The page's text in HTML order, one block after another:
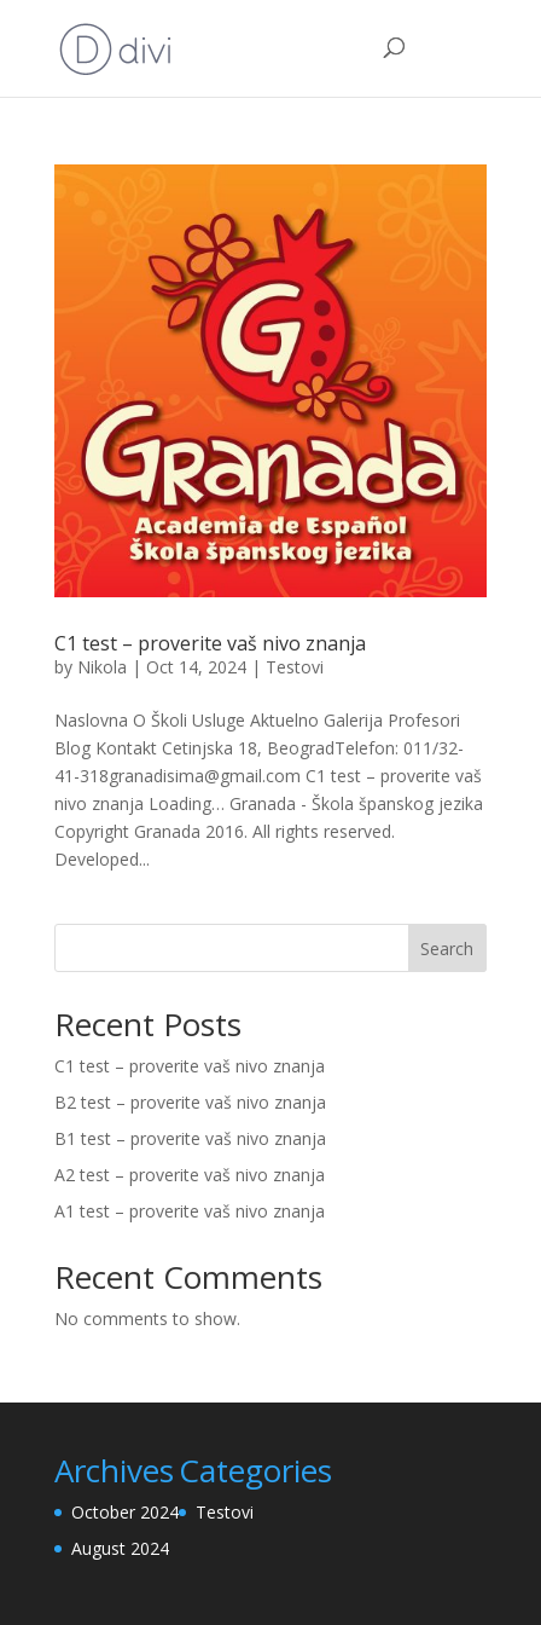
C1 test – proverite vaš nivo znanja
by Nikola | Oct 14, 2024| Testovi
Naslovna O Školi Usluge Aktuelno Galerija Profesori
Blog Kontakt Cetinjska 18, BeogradTelefon: 011/32-
41-318granadisima@gmail.com C1 test – proverite vaš
nivo znanja Loading… Granada - Škola španskog jezika
Copyright Granada 2016. All rights reserved.
Developed...
Search
Recent Posts
C1 test – proverite vaš nivo znanja
B2 test – proverite vaš nivo znanja
B1 test – proverite vaš nivo znanja
A2 test – proverite vaš nivo znanja
A1 test – proverite vaš nivo znanja
Recent Comments
No comments to show.
Archives
October 2024
August 2024
Categories
Testovi